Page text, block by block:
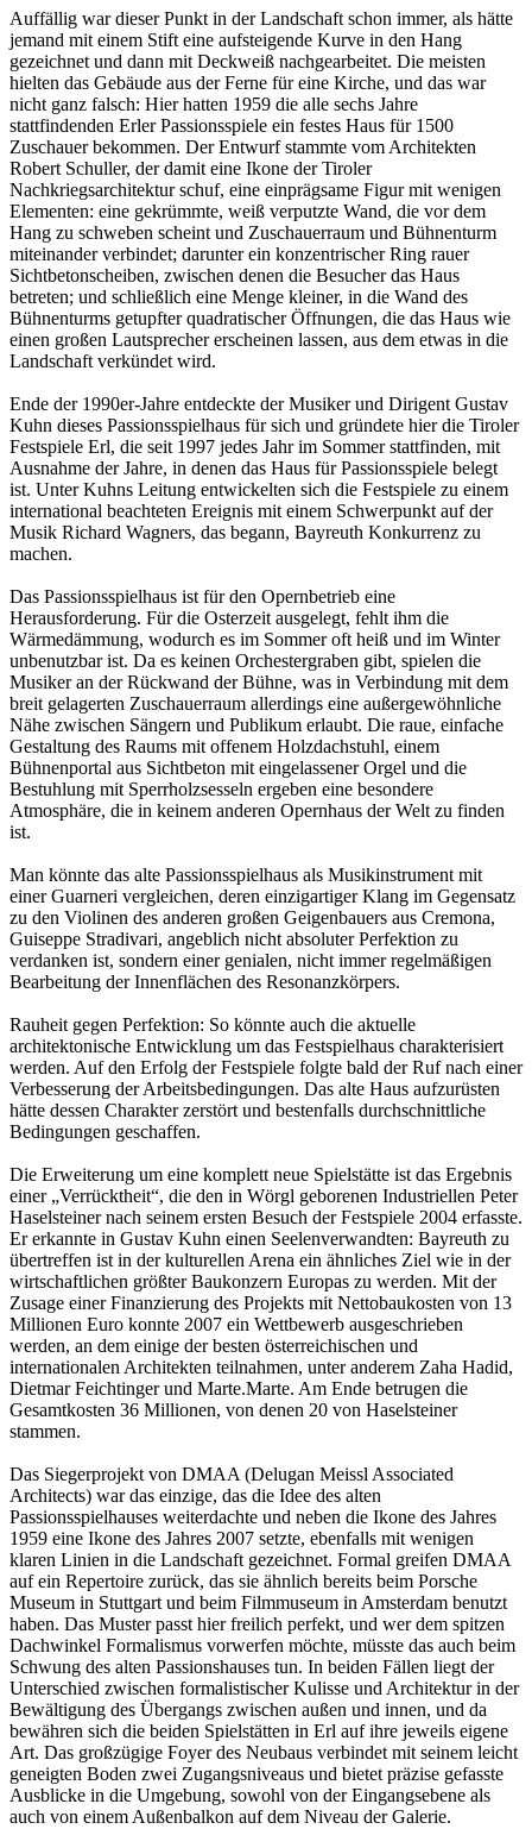
Auffällig war dieser Punkt in der Landschaft schon immer, als hätte
jemand mit einem Stift eine aufsteigende Kurve in den Hang
gezeichnet und dann mit Deckweiß nachgearbeitet. Die meisten
hielten das Gebäude aus der Ferne für eine Kirche, und das war
nicht ganz falsch: Hier hatten 1959 die alle sechs Jahre
stattfindenden Erler Passionsspiele ein festes Haus für 1500
Zuschauer bekommen. Der Entwurf stammte vom Architekten
Robert Schuller, der damit eine Ikone der Tiroler
Nachkriegsarchitektur schuf, eine einprägsame Figur mit wenigen
Elementen: eine gekrümmte, weiß verputzte Wand, die vor dem
Hang zu schweben scheint und Zuschauerraum und Bühnenturm
miteinander verbindet; darunter ein konzentrischer Ring rauer
Sichtbetonscheiben, zwischen denen die Besucher das Haus
betreten; und schließlich eine Menge kleiner, in die Wand des
Bühnenturms getupfter quadratischer Öffnungen, die das Haus wie
einen großen Lautsprecher erscheinen lassen, aus dem etwas in die
Landschaft verkündet wird.
Ende der 1990er-Jahre entdeckte der Musiker und Dirigent Gustav
Kuhn dieses Passionsspielhaus für sich und gründete hier die Tiroler
Festspiele Erl, die seit 1997 jedes Jahr im Sommer stattfinden, mit
Ausnahme der Jahre, in denen das Haus für Passionsspiele belegt
ist. Unter Kuhns Leitung entwickelten sich die Festspiele zu einem
international beachteten Ereignis mit einem Schwerpunkt auf der
Musik Richard Wagners, das begann, Bayreuth Konkurrenz zu
machen.
Das Passionsspielhaus ist für den Opernbetrieb eine
Herausforderung. Für die Osterzeit ausgelegt, fehlt ihm die
Wärmedämmung, wodurch es im Sommer oft heiß und im Winter
unbenutzbar ist. Da es keinen Orchestergraben gibt, spielen die
Musiker an der Rückwand der Bühne, was in Verbindung mit dem
breit gelagerten Zuschauerraum allerdings eine außergewöhnliche
Nähe zwischen Sängern und Publikum erlaubt. Die raue, einfache
Gestaltung des Raums mit offenem Holzdachstuhl, einem
Bühnenportal aus Sichtbeton mit eingelassener Orgel und die
Bestuhlung mit Sperrholzsesseln ergeben eine besondere
Atmosphäre, die in keinem anderen Opernhaus der Welt zu finden
ist.
Man könnte das alte Passionsspielhaus als Musikinstrument mit
einer Guarneri vergleichen, deren einzigartiger Klang im Gegensatz
zu den Violinen des anderen großen Geigenbauers aus Cremona,
Guiseppe Stradivari, angeblich nicht absoluter Perfektion zu
verdanken ist, sondern einer genialen, nicht immer regelmäßigen
Bearbeitung der Innenflächen des Resonanzkörpers.
Rauheit gegen Perfektion: So könnte auch die aktuelle
architektonische Entwicklung um das Festspielhaus charakterisiert
werden. Auf den Erfolg der Festspiele folgte bald der Ruf nach einer
Verbesserung der Arbeitsbedingungen. Das alte Haus aufzurüsten
hätte dessen Charakter zerstört und bestenfalls durchschnittliche
Bedingungen geschaffen.
Die Erweiterung um eine komplett neue Spielstätte ist das Ergebnis
einer „Verrücktheit“, die den in Wörgl geborenen Industriellen Peter
Haselsteiner nach seinem ersten Besuch der Festspiele 2004 erfasste.
Er erkannte in Gustav Kuhn einen Seelenverwandten: Bayreuth zu
übertreffen ist in der kulturellen Arena ein ähnliches Ziel wie in der
wirtschaftlichen größter Baukonzern Europas zu werden. Mit der
Zusage einer Finanzierung des Projekts mit Nettobaukosten von 13
Millionen Euro konnte 2007 ein Wettbewerb ausgeschrieben
werden, an dem einige der besten österreichischen und
internationalen Architekten teilnahmen, unter anderem Zaha Hadid,
Dietmar Feichtinger und Marte.Marte. Am Ende betrugen die
Gesamtkosten 36 Millionen, von denen 20 von Haselsteiner
stammen.
Das Siegerprojekt von DMAA (Delugan Meissl Associated
Architects) war das einzige, das die Idee des alten
Passionsspielhauses weiterdachte und neben die Ikone des Jahres
1959 eine Ikone des Jahres 2007 setzte, ebenfalls mit wenigen
klaren Linien in die Landschaft gezeichnet. Formal greifen DMAA
auf ein Repertoire zurück, das sie ähnlich bereits beim Porsche
Museum in Stuttgart und beim Filmmuseum in Amsterdam benutzt
haben. Das Muster passt hier freilich perfekt, und wer dem spitzen
Dachwinkel Formalismus vorwerfen möchte, müsste das auch beim
Schwung des alten Passionshauses tun. In beiden Fällen liegt der
Unterschied zwischen formalistischer Kulisse und Architektur in der
Bewältigung des Übergangs zwischen außen und innen, und da
bewähren sich die beiden Spielstätten in Erl auf ihre jeweils eigene
Art. Das großzügige Foyer des Neubaus verbindet mit seinem leicht
geneigten Boden zwei Zugangsniveaus und bietet präzise gefasste
Ausblicke in die Umgebung, sowohl von der Eingangsebene als
auch von einem Außenbalkon auf dem Niveau der Galerie.